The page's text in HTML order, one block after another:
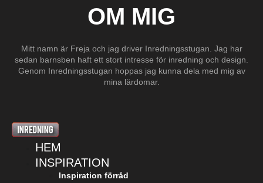
OM MIG
Mitt namn är Freja och jag driver Inredningsstugan. Jag har
sedan barnsben haft ett stort intresse för inredning och design.
Genom Inredningsstugan hoppas jag kunna dela med mig av
mina lärdomar.
HEM
INSPIRATION
Inspiration förråd